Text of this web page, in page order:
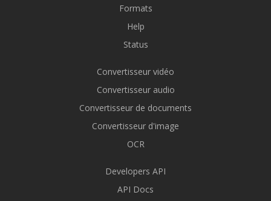
Formats
Help
Status
Convertisseur vidéo
Convertisseur audio
Convertisseur de documents
Convertisseur d'image
OCR
Developers API
API Docs